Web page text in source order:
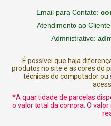
Email para Contato:
Atendimento ao Cliente:
Admnistrativo:
É possível que haja
produtos no site e as cores do
técnicas do computador ou
*A quantidade de parcelas
o valor total da compra. O